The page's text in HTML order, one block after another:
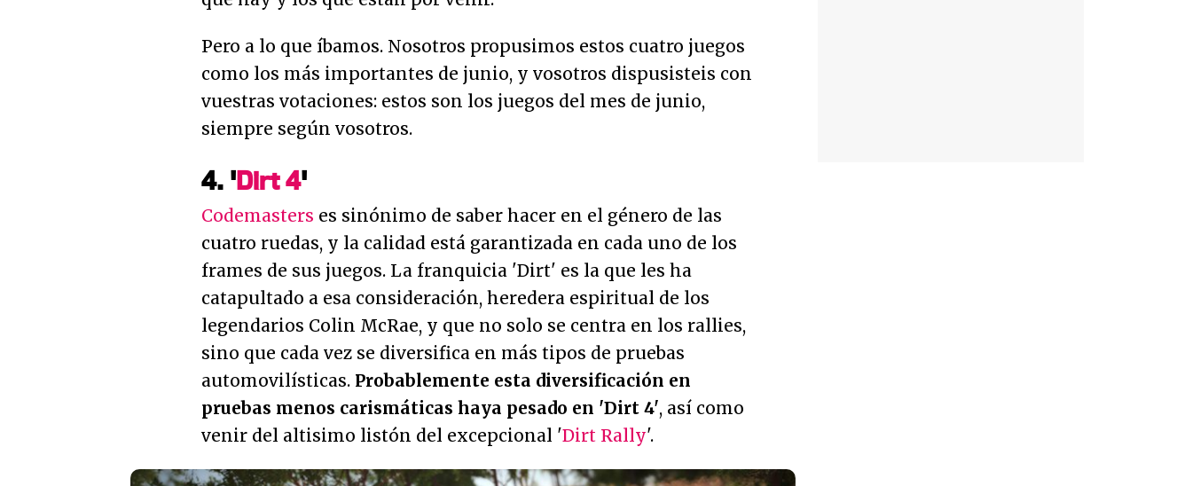
Pero a lo que íbamos. Nosotros propusimos estos cuatro juegos
como los más importantes de junio, y vosotros dispusisteis con
vuestras votaciones: estos son los juegos del mes de junio,
siempre según vosotros.
4. 'Dirt 4'
Codemasters es sinónimo de saber hacer en el género de las
cuatro ruedas, y la calidad está garantizada en cada uno de los
frames de sus juegos. La franquicia 'Dirt' es la que les ha
catapultado a esa consideración, heredera espiritual de los
legendarios Colin McRae, y que no solo se centra en los rallies,
sino que cada vez se diversifica en más tipos de pruebas
automovilísticas. Probablemente esta diversificación en
pruebas menos carismáticas haya pesado en 'Dirt 4', así como
venir del altisimo listón del excepcional 'Dirt Rally'.